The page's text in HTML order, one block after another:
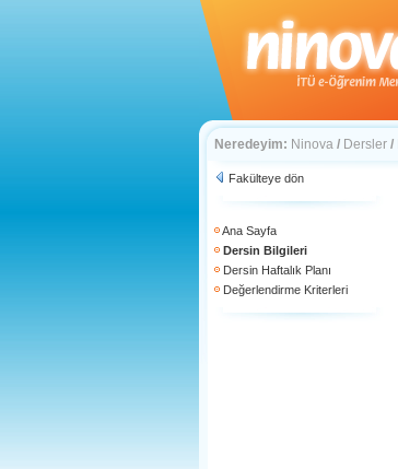
Neredeyim: Ninova / Dersler /
Fakülteye dön
Ana Sayfa
Dersin Bilgileri
Dersin Haftalık Planı
Değerlendirme Kriterleri